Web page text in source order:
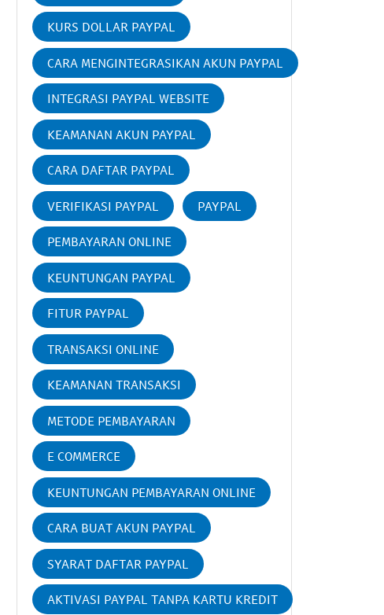
KURS DOLLAR PAYPAL
CARA MENGINTEGRASIKAN AKUN PAYPAL
INTEGRASI PAYPAL WEBSITE
KEAMANAN AKUN PAYPAL
CARA DAFTAR PAYPAL
VERIFIKASI PAYPAL PAYPAL
PEMBAYARAN ONLINE
KEUNTUNGAN PAYPAL
FITUR PAYPAL
TRANSAKSI ONLINE
KEAMANAN TRANSAKSI
METODE PEMBAYARAN
E COMMERCE
KEUNTUNGAN PEMBAYARAN ONLINE
CARA BUAT AKUN PAYPAL
SYARAT DAFTAR PAYPAL
AKTIVASI PAYPAL TANPA KARTU KREDIT